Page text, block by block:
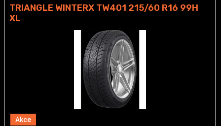
Akce
TRIANGLE WINTERX TW401 215/60 R16 99H
XL